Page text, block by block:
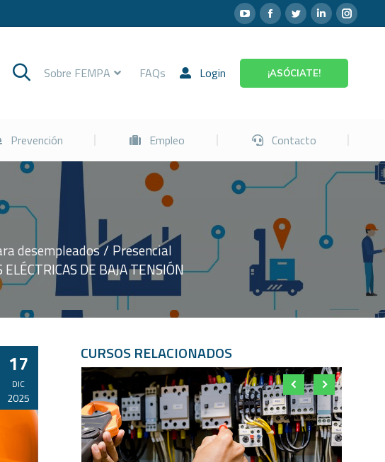
Sobre FEMPA FAQs Login ¡ASÓCIATE!
Prevención Empleo Contacto
desempleados
Presencial
DE BAJA TENSIÓN
DIC
17
2025
CURSOS RELACIONADOS
Prevención Empleo Contacto